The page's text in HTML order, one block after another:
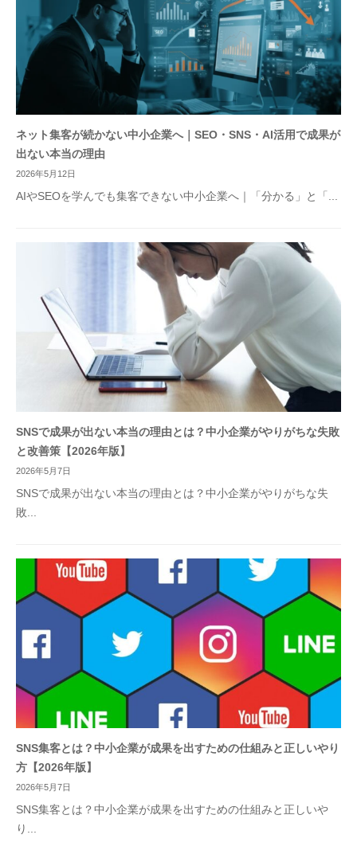
ネット集客が続かない中小企業へ｜SEO・SNS・AI活用で成果が
出ない本当の理由
2026年5月12日
AIやSEOを学んでも集客できない中小企業へ｜「分かる」と「...
SNSで成果が出ない本当の理由とは？中小企業がやりがちな失敗
と改善策【2026年版】
2026年5月7日
SNSで成果が出ない本当の理由とは？中小企業がやりがちな失
敗...
SNS集客とは？中小企業が成果を出すための仕組みと正しいやり
方【2026年版】
2026年5月7日
SNS集客とは？中小企業が成果を出すための仕組みと正しいや
り...